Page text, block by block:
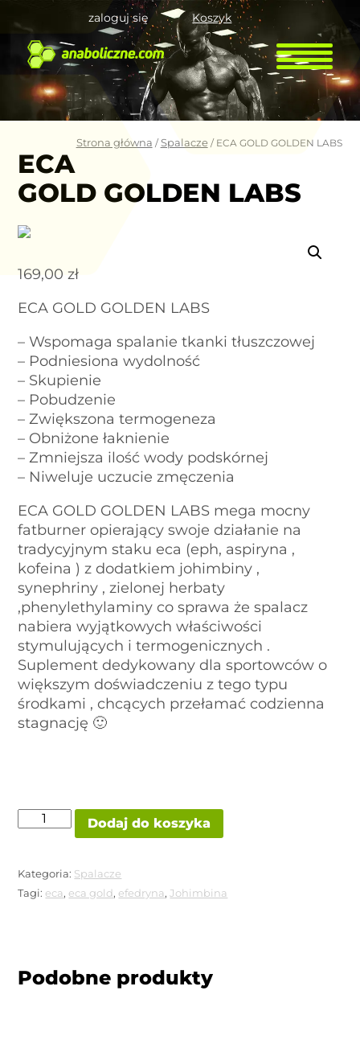
Koszyk
zaloguj się
Strona główna /Spalacze/ ECA GOLD GOLDEN LABS
ECA
GOLD GOLDEN LABS
169,00zł
ECA GOLD GOLDEN LABS
– Wspomaga spalanie tkanki tłuszczowej
– Podniesiona wydolność
– Skupienie
– Pobudzenie
– Zwiększona termogeneza
– Obniżone łaknienie
– Zmniejsza ilość wody podskórnej
– Niweluje uczucie zmęczenia
ECA GOLD GOLDEN LABS mega mocny
fatburner opierający swoje działanie na
tradycyjnym staku eca (eph, aspiryna ,
kofeina ) z dodatkiem johimbiny ,
synephriny , zielonej herbaty
,phenylethylaminy co sprawa że spalacz
nabiera wyjątkowych właściwości
stymulujących i termogenicznych .
Suplement dedykowany dla sportowców o
większym doświadczeniu z tego typu
środkami , chcących przełamać codzienna
stagnację 🙂
ilość
ECA
LABS
Dodaj do koszyka
Kategoria: Spalacze
Tagi: eca, eca gold, efedryna,Johimbina
Podobne produkty